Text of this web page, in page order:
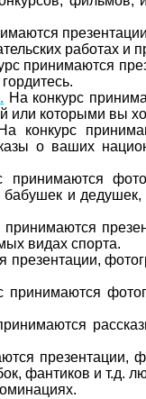
работах и
принимаются
На конкурс
или которыми вы
конкурс
о ваших
принимаются
и
принимаются
видах спорта.
презентации,
презентации,
фантиков и т.д.